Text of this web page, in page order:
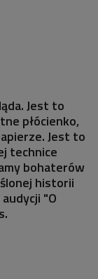
Jest to
płócienko,
Jest to
technice
bohaterów
historii
"O